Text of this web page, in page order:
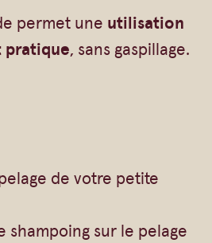
permet une utilisation
, sans gaspillage.
de votre petite
shampoing sur le pelage